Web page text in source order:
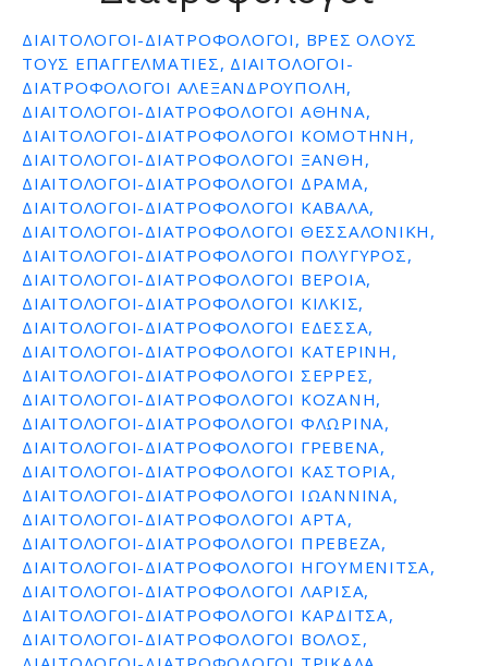
ΔΙΑΙΤΟΛΌΓΟΙ-ΔΙΑΤΡΟΦΟΛΌΓΟΙ, ΒΡΕΣ ΌΛΟΥΣ
ΤΟΥΣ ΕΠΑΓΓΕΛΜΑΤΊΕΣ, ΔΙΑΙΤΟΛΟΓΟΙ-
ΔΙΑΤΡΟΦΟΛΟΓΟΙ ΑΛΕΞΑΝΔΡΟΥΠΟΛΗ,
ΔΙΑΙΤΟΛΟΓΟΙ-ΔΙΑΤΡΟΦΟΛΟΓΟΙ ΑΘΗΝΑ,
ΔΙΑΙΤΟΛΟΓΟΙ-ΔΙΑΤΡΟΦΟΛΟΓΟΙ ΚΟΜΟΤΗΝΗ,
ΔΙΑΙΤΟΛΟΓΟΙ-ΔΙΑΤΡΟΦΟΛΟΓΟΙ ΞΑΝΘΗ,
ΔΙΑΙΤΟΛΟΓΟΙ-ΔΙΑΤΡΟΦΟΛΟΓΟΙ ΔΡΑΜΑ,
ΔΙΑΙΤΟΛΟΓΟΙ-ΔΙΑΤΡΟΦΟΛΟΓΟΙ ΚΑΒΑΛΑ,
ΔΙΑΙΤΟΛΟΓΟΙ-ΔΙΑΤΡΟΦΟΛΟΓΟΙ ΘΕΣΣΑΛΟΝΙΚΗ,
ΔΙΑΙΤΟΛΟΓΟΙ-ΔΙΑΤΡΟΦΟΛΟΓΟΙ ΠΟΛΥΓΥΡΟΣ,
ΔΙΑΙΤΟΛΟΓΟΙ-ΔΙΑΤΡΟΦΟΛΟΓΟΙ ΒΕΡΟΙΑ,
ΔΙΑΙΤΟΛΟΓΟΙ-ΔΙΑΤΡΟΦΟΛΟΓΟΙ ΚΙΛΚΙΣ,
ΔΙΑΙΤΟΛΟΓΟΙ-ΔΙΑΤΡΟΦΟΛΟΓΟΙ ΕΔΕΣΣΑ,
ΔΙΑΙΤΟΛΟΓΟΙ-ΔΙΑΤΡΟΦΟΛΟΓΟΙ ΚΑΤΕΡΙΝΗ,
ΔΙΑΙΤΟΛΟΓΟΙ-ΔΙΑΤΡΟΦΟΛΟΓΟΙ ΣΕΡΡΕΣ,
ΔΙΑΙΤΟΛΟΓΟΙ-ΔΙΑΤΡΟΦΟΛΟΓΟΙ ΚΟΖΑΝΗ,
ΔΙΑΙΤΟΛΟΓΟΙ-ΔΙΑΤΡΟΦΟΛΟΓΟΙ ΦΛΩΡΙΝΑ,
ΔΙΑΙΤΟΛΟΓΟΙ-ΔΙΑΤΡΟΦΟΛΟΓΟΙ ΓΡΕΒΕΝΑ,
ΔΙΑΙΤΟΛΟΓΟΙ-ΔΙΑΤΡΟΦΟΛΟΓΟΙ ΚΑΣΤΟΡΙΑ,
ΔΙΑΙΤΟΛΟΓΟΙ-ΔΙΑΤΡΟΦΟΛΟΓΟΙ ΙΩΑΝΝΙΝΑ,
ΔΙΑΙΤΟΛΟΓΟΙ-ΔΙΑΤΡΟΦΟΛΟΓΟΙ ΑΡΤΑ,
ΔΙΑΙΤΟΛΟΓΟΙ-ΔΙΑΤΡΟΦΟΛΟΓΟΙ ΠΡΕΒΕΖΑ,
ΔΙΑΙΤΟΛΟΓΟΙ-ΔΙΑΤΡΟΦΟΛΟΓΟΙ ΗΓΟΥΜΕΝΙΤΣΑ,
ΔΙΑΙΤΟΛΟΓΟΙ-ΔΙΑΤΡΟΦΟΛΟΓΟΙ ΛΑΡΙΣΑ,
ΔΙΑΙΤΟΛΟΓΟΙ-ΔΙΑΤΡΟΦΟΛΟΓΟΙ ΚΑΡΔΙΤΣΑ,
ΔΙΑΙΤΟΛΟΓΟΙ-ΔΙΑΤΡΟΦΟΛΟΓΟΙ ΒΟΛΟΣ,